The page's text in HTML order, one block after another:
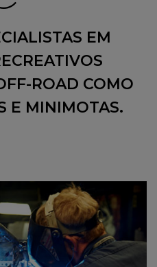
EM
ROAD COMO
E MINIMOTAS.